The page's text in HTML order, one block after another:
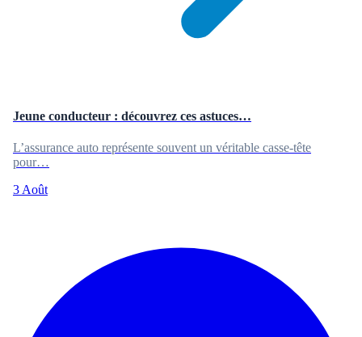
Jeune conducteur : découvrez ces astuces…
L’assurance auto représente souvent un véritable casse-tête
pour…
3 Août